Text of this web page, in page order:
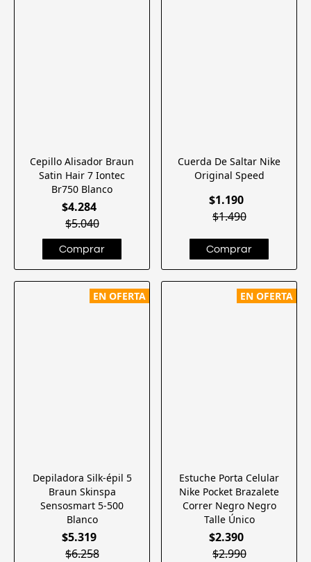
Cepillo Alisador Braun
Satin Hair 7 Iontec
Br750 Blanco
$4.284
$5.040
Cuerda De Saltar Nike
Original Speed
$1.190
$1.490
EN OFERTA
Depiladora Silk-épil 5
Braun Skinspa
Sensosmart 5-500
Blanco
$5.319
$6.258
EN OFERTA
Estuche Porta Celular
Nike Pocket Brazalete
Correr Negro Negro
Talle Único
$2.390
$2.990